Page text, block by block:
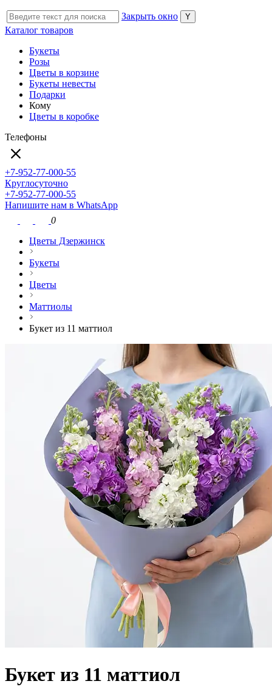
Закрыть окно
Каталог товаров
Букеты
Розы
Цветы в корзине
Букеты невесты
Подарки
Кому
Цветы в коробке
Телефоны
+7-952-77-000-55
Круглосуточно
+7-952-77-000-55
Напишите нам в WhatsApp
0
Цветы Дзержинск
Букеты
Цветы
Маттиолы
Букет из 11 маттиол
Букет из 11 маттиол